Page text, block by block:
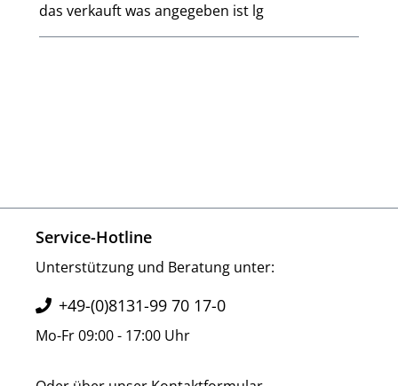
das verkauft was angegeben ist lg
Service-Hotline
Unterstützung und Beratung unter:
+49-(0)8131-99 70 17-0
Mo-Fr 09:00 - 17:00 Uhr